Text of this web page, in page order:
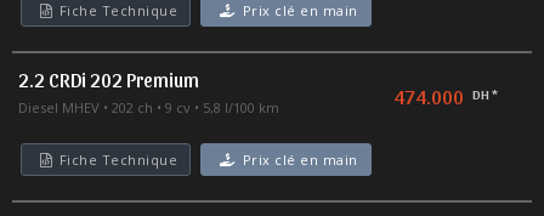
Fiche Technique Prix clé en main
2.2 CRDi 202 Premium
Diesel MHEV 202 ch 9 cv 5,8 l/100 km 474.000 DH *
Fiche Technique Prix clé en main